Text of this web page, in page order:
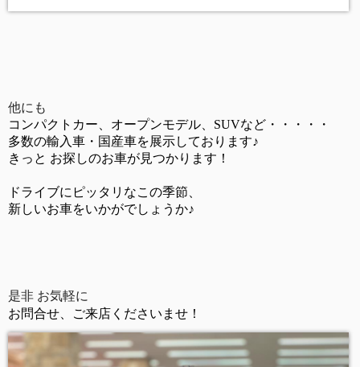
他にも
コンパクトカー、オープンモデル、SUVなど・・・・・
多数の輸入車・国産車を展示しております♪
きっと お探しのお車が見つかります！
ドライブにピッタリなこの季節、
新しいお車をいかがでしょうか♪
是非 お気軽に
お問合せ、ご来店くださいませ！